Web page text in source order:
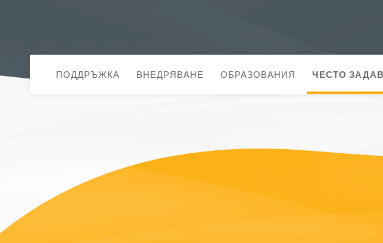
ПОДДРЪЖКА ВНЕДРЯВАНЕ ОБРАЗОВАНИЯ ЧЕСТО